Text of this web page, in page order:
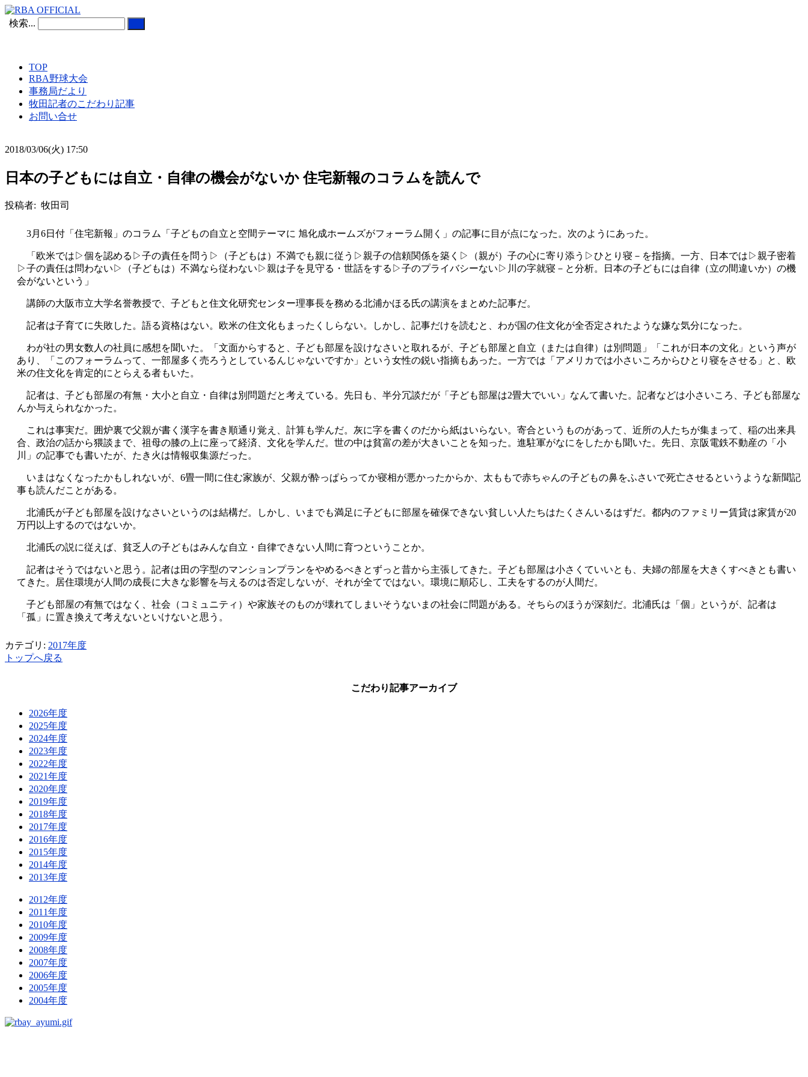
検索...
TOP
RBA野球大会
事務局だより
牧田記者のこだわり記事
お問い合せ
2018/03/06(火) 17:50
日本の子どもには自立・自律の機会がないか 住宅新報のコラムを読んで
投稿者: 牧田司
3月6日付「住宅新報」のコラム「子どもの自立と空間テーマに 旭化成ホームズがフォーラム開く」の記事に目が点になった。次のようにあった。
「欧米では▷個を認める▷子の責任を問う▷（子どもは）不満でも親に従う▷親子の信頼関係を築く▷（親が）子の心に寄り添う▷ひとり寝－を指摘。一方、日本では▷親子密着
▷子の責任は問わない▷（子どもは）不満なら従わない▷親は子を見守る・世話をする▷子のプライバシーない▷川の字就寝－と分析。日本の子どもには自律（立の間違いか）の機
会がないという」
講師の大阪市立大学名誉教授で、子どもと住文化研究センター理事長を務める北浦かほる氏の講演をまとめた記事だ。
記者は子育てに失敗した。語る資格はない。欧米の住文化もまったくしらない。しかし、記事だけを読むと、わが国の住文化が全否定されたような嫌な気分になった。
わが社の男女数人の社員に感想を聞いた。「文面からすると、子ども部屋を設けなさいと取れるが、子ども部屋と自立（または自律）は別問題」「これが日本の文化」という声が
あり、「このフォーラムって、一部屋多く売ろうとしているんじゃないですか」という女性の鋭い指摘もあった。一方では「アメリカでは小さいころからひとり寝をさせる」と、欧
米の住文化を肯定的にとらえる者もいた。
記者は、子ども部屋の有無・大小と自立・自律は別問題だと考えている。先日も、半分冗談だが「子ども部屋は2畳大でいい」なんて書いた。記者などは小さいころ、子ども部屋な
んか与えられなかった。
これは事実だ。囲炉裏で父親が書く漢字を書き順通り覚え、計算も学んだ。灰に字を書くのだから紙はいらない。寄合というものがあって、近所の人たちが集まって、稲の出来具
合、政治の話から猥談まで、祖母の膝の上に座って経済、文化を学んだ。世の中は貧富の差が大きいことを知った。進駐軍がなにをしたかも聞いた。先日、京阪電鉄不動産の「小
川」の記事でも書いたが、たき火は情報収集源だった。
いまはなくなったかもしれないが、6畳一間に住む家族が、父親が酔っぱらってか寝相が悪かったからか、太ももで赤ちゃんの子どもの鼻をふさいで死亡させるというような新聞記
事も読んだことがある。
北浦氏が子ども部屋を設けなさいというのは結構だ。しかし、いまでも満足に子どもに部屋を確保できない貧しい人たちはたくさんいるはずだ。都内のファミリー賃貸は家賃が20
万円以上するのではないか。
北浦氏の説に従えば、貧乏人の子どもはみんな自立・自律できない人間に育つということか。
記者はそうではないと思う。記者は田の字型のマンションプランをやめるべきとずっと昔から主張してきた。子ども部屋は小さくていいとも、夫婦の部屋を大きくすべきとも書い
てきた。居住環境が人間の成長に大きな影響を与えるのは否定しないが、それが全てではない。環境に順応し、工夫をするのが人間だ。
子ども部屋の有無ではなく、社会（コミュニティ）や家族そのものが壊れてしまいそうないまの社会に問題がある。そちらのほうが深刻だ。北浦氏は「個」というが、記者は
「孤」に置き換えて考えないといけないと思う。
カテゴリ: 2017年度
トップへ戻る
こだわり記事アーカイブ
2026年度
2025年度
2024年度
2023年度
2022年度
2021年度
2020年度
2019年度
2018年度
2017年度
2016年度
2015年度
2014年度
2013年度
2012年度
2011年度
2010年度
2009年度
2008年度
2007年度
2006年度
2005年度
2004年度